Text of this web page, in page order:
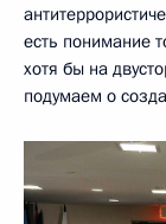
есть понимание
хотя бы на
подумаем о